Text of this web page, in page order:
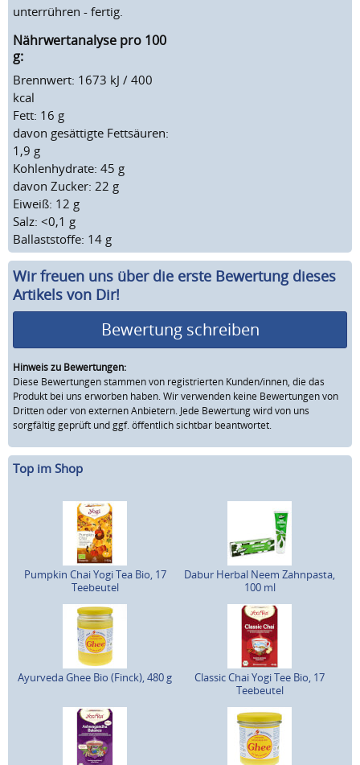
unterrühren - fertig.
Nährwertanalyse pro 100
g:
Brennwert: 1673 kJ / 400
kcal
Fett: 16 g
davon gesättigte Fettsäuren:
1,9 g
Kohlenhydrate: 45 g
davon Zucker: 22 g
Eiweiß: 12 g
Salz: <0,1 g
Ballaststoffe: 14 g
Wir freuen uns über die erste Bewertung dieses
Artikels von Dir!
Bewertung schreiben
Hinweis zu Bewertungen:
Diese Bewertungen stammen von registrierten Kunden/innen, die das
Produkt bei uns erworben haben. Wir verwenden keine Bewertungen von
Dritten oder von externen Anbietern. Jede Bewertung wird von uns
sorgfältig geprüft und ggf. öffentlich sichtbar beantwortet.
Top im Shop
Pumpkin Chai Yogi Tea Bio, 17
Teebeutel
Dabur Herbal Neem Zahnpasta,
100 ml
Ayurveda Ghee Bio (Finck), 480 g
Classic Chai Yogi Tee Bio, 17
Teebeutel